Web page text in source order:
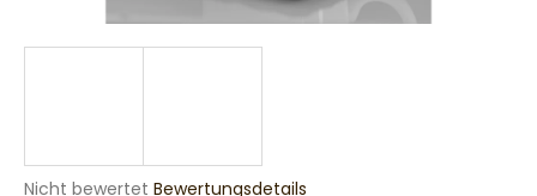
Die
Nicht bewertet Bewertungsdetails